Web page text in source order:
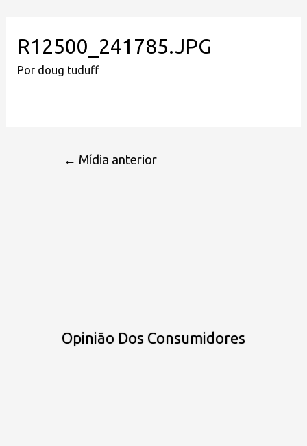
R12500_241785.JPG
Por doug tuduff
← Mídia anterior
Opinião Dos Consumidores